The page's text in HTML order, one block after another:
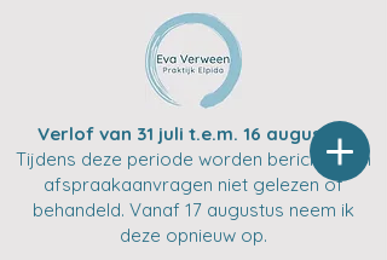
Verlof van 31 juli t.e.m. 16 augustus
Tijdens deze periode worden berichten en
afspraakaanvragen niet gelezen of
behandeld. Vanaf 17 augustus neem ik
deze opnieuw op.